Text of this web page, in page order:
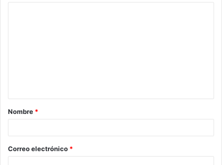
a
r
*
Nombre *
Correo electrónico *